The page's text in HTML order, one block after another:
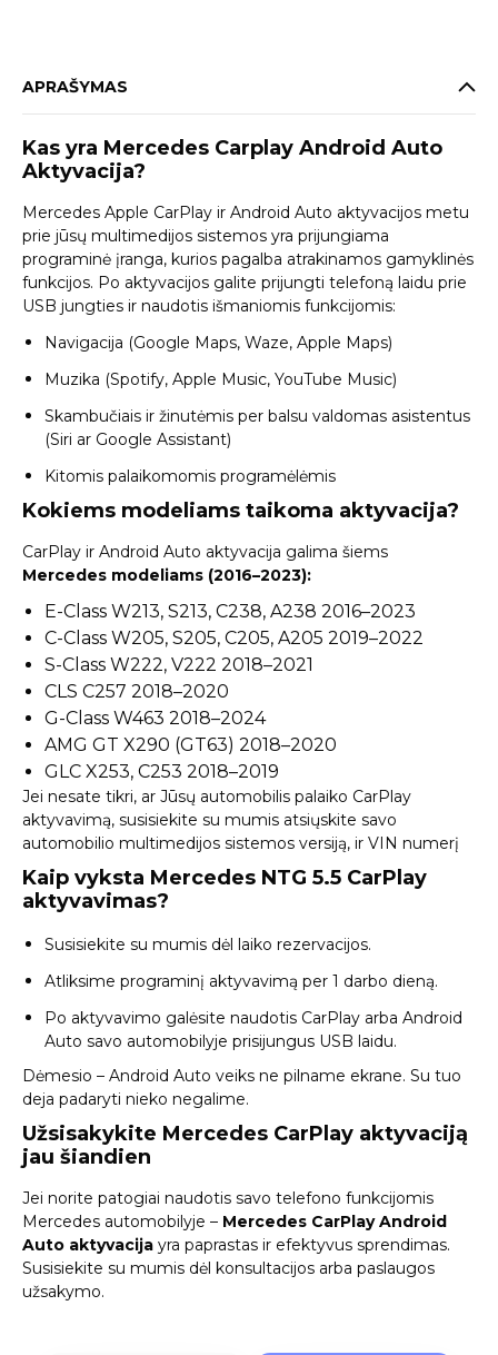
APRAŠYMAS
Kas yra Mercedes Carplay Android Auto
Aktyvacija?
Mercedes Apple CarPlay ir Android Auto aktyvacijos metu
prie jūsų multimedijos sistemos yra prijungiama
programinė įranga, kurios pagalba atrakinamos gamyklinės
funkcijos. Po aktyvacijos galite prijungti telefoną laidu prie
USB jungties ir naudotis išmaniomis funkcijomis:
Navigacija (Google Maps, Waze, Apple Maps)
Muzika (Spotify, Apple Music, YouTube Music)
Skambučiais ir žinutėmis per balsu valdomas asistentus
(Siri ar Google Assistant)
Kitomis palaikomomis programėlėmis
Kokiems modeliams taikoma aktyvacija?
CarPlay ir Android Auto aktyvacija galima šiems
Mercedes modeliams (2016–2023):
E-Class W213, S213, C238, A238 2016–2023
C-Class W205, S205, C205, A205 2019–2022
S-Class W222, V222 2018–2021
CLS C257 2018–2020
G-Class W463 2018–2024
AMG GT X290 (GT63) 2018–2020
GLC X253, C253 2018–2019
Jei nesate tikri, ar Jūsų automobilis palaiko CarPlay
aktyvavimą, susisiekite su mumis atsiųskite savo
automobilio multimedijos sistemos versiją, ir VIN numerį
Kaip vyksta Mercedes NTG 5.5 CarPlay
aktyvavimas?
Susisiekite su mumis dėl laiko rezervacijos.
Atliksime programinį aktyvavimą per 1 darbo dieną.
Po aktyvavimo galėsite naudotis CarPlay arba Android
Auto savo automobilyje prisijungus USB laidu.
Dėmesio – Android Auto veiks ne pilname ekrane. Su tuo
deja padaryti nieko negalime.
Užsisakykite Mercedes CarPlay aktyvaciją
jau šiandien
Jei norite patogiai naudotis savo telefono funkcijomis
Mercedes automobilyje – Mercedes CarPlay Android
Auto aktyvacija yra paprastas ir efektyvus sprendimas.
Susisiekite su mumis dėl konsultacijos arba paslaugos
užsakymo.